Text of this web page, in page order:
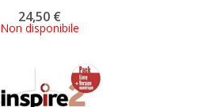
24,50 €
Non disponibile